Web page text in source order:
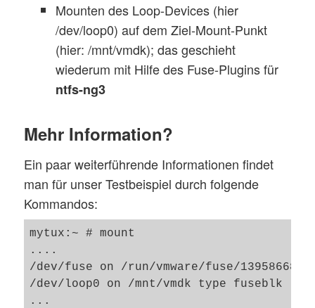
Mounten des Loop-Devices (hier
/dev/loop0) auf dem Ziel-Mount-Punkt
(hier: /mnt/vmdk); das geschieht
wiederum mit Hilfe des Fuse-Plugins für
ntfs-ng3
Mehr Information?
Ein paar weiterführende Informationen findet
man für unser Testbeispiel durch folgende
Kommandos:
mytux:~ # mount
....
/dev/fuse on /run/vmware/fuse/
/dev/loop0 on /mnt/vmdk type fuseblk
...